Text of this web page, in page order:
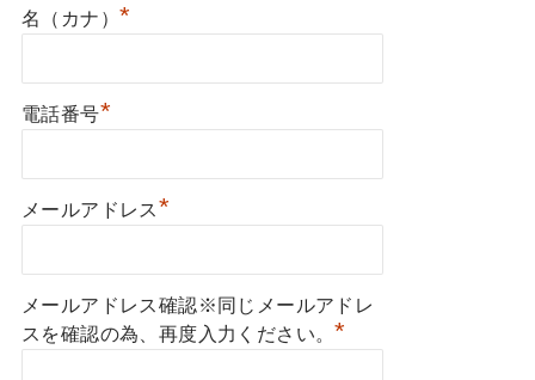
名（カナ） *
電話番号*
メールアドレス*
メールアドレス確認※同じメールアドレ
スを確認の為、再度入力ください。*